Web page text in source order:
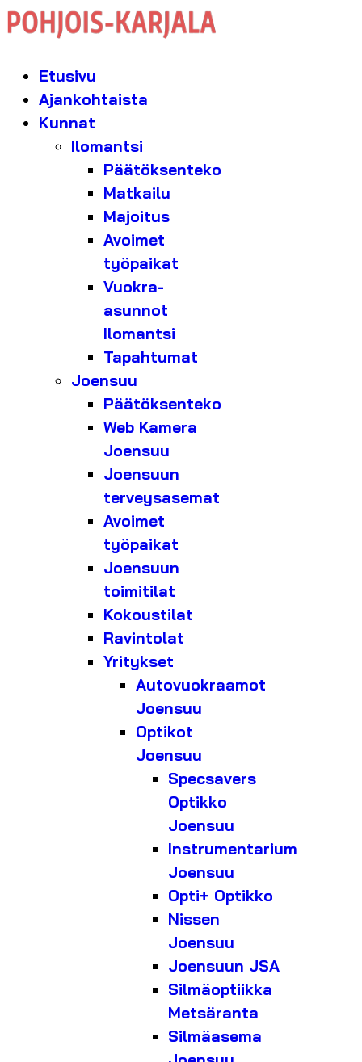
Etusivu
Ajankohtaista
Kunnat
Ilomantsi
Päätöksenteko
Matkailu
Majoitus
Avoimet
työpaikat
Vuokra-
asunnot
Ilomantsi
Tapahtumat
Joensuu
Päätöksenteko
Web Kamera
Joensuu
Joensuun
terveysasemat
Avoimet
työpaikat
Joensuun
toimitilat
Kokoustilat
Ravintolat
Yritykset
Autovuokraamot
Joensuu
Optikot
Joensuu
Specsavers
Optikko
Joensuu
Instrumentarium
Joensuu
Opti+ Optikko
Nissen
Joensuu
Joensuun JSA
Silmäoptiikka
Metsäranta
Silmäasema